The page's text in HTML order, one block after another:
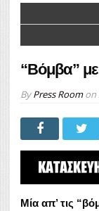
“Βόμβα”
ByPress Roomon
Μία απ’ τις